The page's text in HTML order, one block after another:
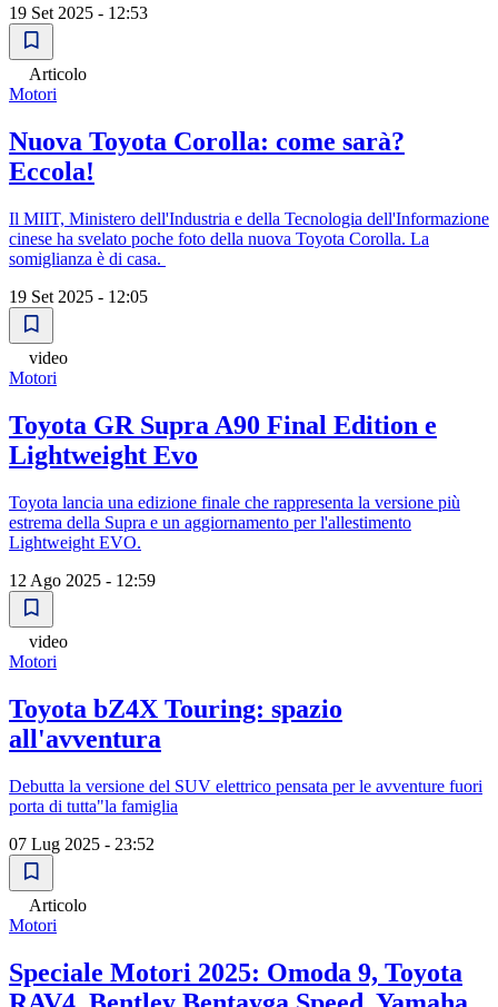
19 Set 2025 - 12:53
Articolo
Motori
Nuova Toyota Corolla: come sarà?
Eccola!
Il MIIT, Ministero dell'Industria e della Tecnologia dell'Informazione
cinese ha svelato poche foto della nuova Toyota Corolla. La
somiglianza è di casa.
19 Set 2025 - 12:05
video
Motori
Toyota GR Supra A90 Final Edition e
Lightweight Evo
Toyota lancia una edizione finale che rappresenta la versione più
estrema della Supra e un aggiornamento per l'allestimento
Lightweight EVO.
12 Ago 2025 - 12:59
video
Motori
Toyota bZ4X Touring: spazio
all'avventura
Debutta la versione del SUV elettrico pensata per le avventure fuori
porta di tutta"la famiglia
07 Lug 2025 - 23:52
Articolo
Motori
Speciale Motori 2025: Omoda 9, Toyota